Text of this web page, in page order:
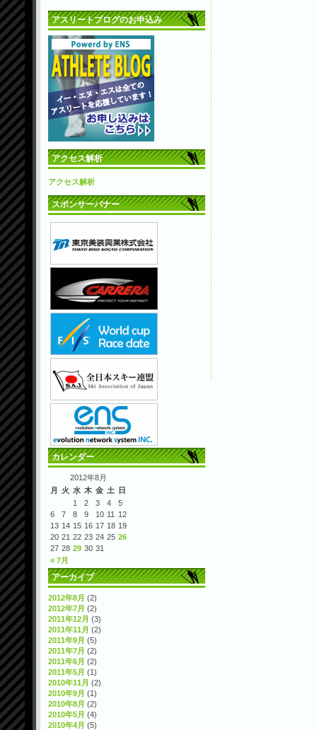
アスリートブログのお申込み
アクセス解析
アクセス解析
スポンサーバナー
カレンダー
2012年8月
月
火 水 木 金 土 日
« 7月
1 2 3 4
5
6
7 8 9 10 11
12
13 14 15 16 17 18 19
20 21 22 23 24 25 26
27 28 29 30 31
アーカイブ
2012年8月 (2)
2012年7月 (2)
2011年12月 (3)
2011年11月 (2)
2011年9月 (5)
2011年7月 (2)
2011年6月 (2)
2011年5月 (1)
2010年11月 (2)
2010年9月 (1)
2010年8月 (2)
2010年5月 (4)
2010年4月 (5)